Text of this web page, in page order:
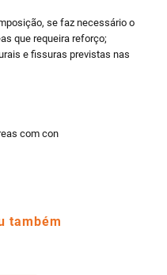
se faz necessário o
que requeira reforço;
e fissuras previstas nas
com con
também